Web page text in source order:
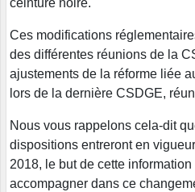
ceinture noire.
Ces modifications
des différentes réunions de la
ajustements de la réforme liée
lors de la dernière CSDGE,
Nous vous rappelons cela-dit
dispositions entreront en
2018, le but de cette
accompagner dans ce